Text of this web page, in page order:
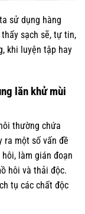
sử dụng hàng
sạch sẽ, tự tin,
khi luyện tập hay
lăn khử mùi
thường chứa
ra một số vấn đề
làm gián đoạn
hôi và thải độc.
tụ các chất độc